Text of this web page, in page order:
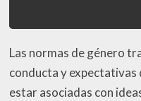
Las normas de género
conducta y expectativas
estar asociadas con